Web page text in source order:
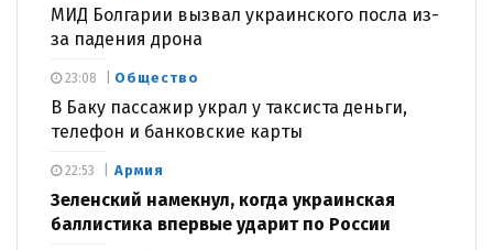
МИД Болгарии вызвал украинского посла из-
за падения дрона
Общество
В Баку пассажир украл у таксиста деньги,
телефон и банковские карты
23:08
Армия
Зеленский намекнул, когда украинская
баллистика впервые ударит по России
22:53